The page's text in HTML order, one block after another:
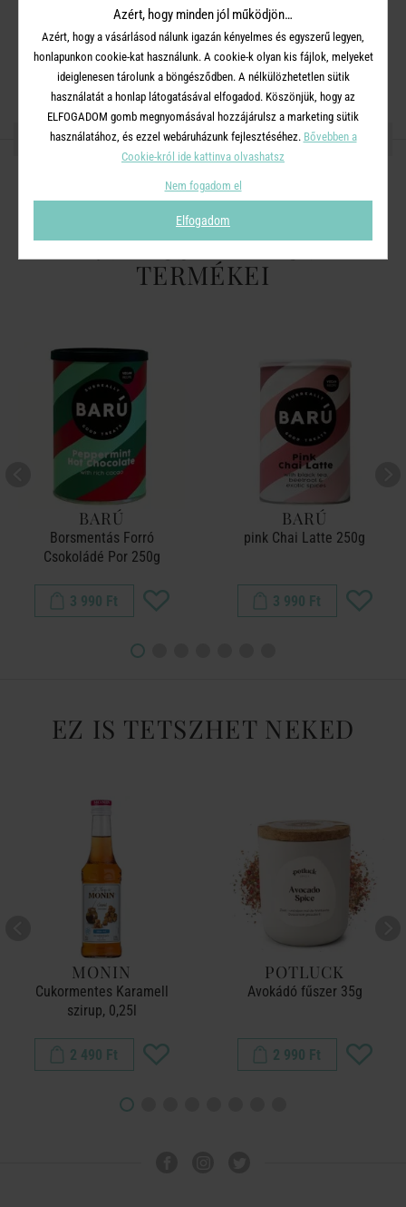
Száraz, hűvös helyen tartandó.
Származási hely : Belgium
16 adag
OSZD MEG MÁSOKKAL!
A TERMÉKCSALÁD TOVÁBBI
TERMÉKEI
BARÚ
Borsmentás Forró
Csokoládé Por 250g
3 990 Ft
BARÚ
pink Chai Latte 250g
3 990 Ft
EZ IS TETSZHET NEKED
MONIN
Cukormentes Karamell
szirup, 0,25l
2 490 Ft
POTLUCK
Avokádó fűszer 35g
2 990 Ft
Azért, hogy minden jól működjön…
Azért, hogy a vásárlásod nálunk igazán kényelmes és egyszerű legyen,
honlapunkon cookie-kat használunk. A cookie-k olyan kis fájlok, melyeket
ideiglenesen tárolunk a böngésződben. A nélkülözhetetlen sütik
használatát a honlap látogatásával elfogadod. Köszönjük, hogy az
ELFOGADOM gomb megnyomásával hozzájárulsz a marketing sütik
használatához, és ezzel webáruházunk fejlesztéséhez. Bővebben a
Cookie-król ide kattinva olvashatsz
Nem fogadom el
Elfogadom